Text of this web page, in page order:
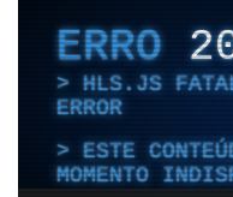
ERRO
HLS.JS
ERROR
ESTE
MOMENTO